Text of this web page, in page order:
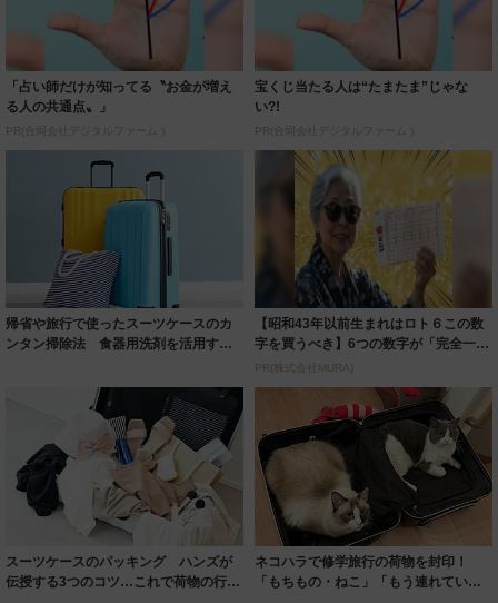
「占い師だけが知ってる〝お金が増え
る人の共通点〟」
PR(合同会社デジタルファーム )
宝くじ当たる人は“たまたま”じゃな
い?!
PR(合同会社デジタルファーム )
帰省や旅行で使ったスーツケースのカ
ンタン掃除法 食器用洗剤を活用すれ
【昭和43年以前生まれはロト６この数
字を買うべき】6つの数字が「完全一
致」する方...
PR(株式会社MURA)
スーツケースのパッキング ハンズが
伝授する3つのコツ…これで荷物の行方
ネコハラで修学旅行の荷物を封印！
「もちもの・ねこ」「もう連れていく